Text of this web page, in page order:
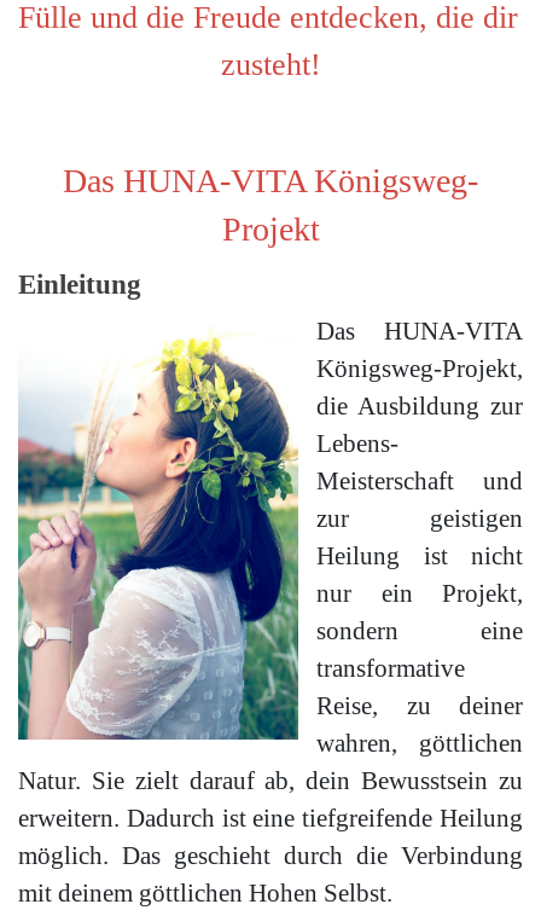
Fülle und die Freude entdecken, die dir
zusteht!
Das HUNA-VITA Königsweg-
Projekt
Einleitung
Das HUNA-VITA
Königsweg-Projekt,
die Ausbildung zur
Lebens-
Meisterschaft und
zur geistigen
Heilung ist nicht
nur ein Projekt,
sondern eine
transformative
Reise, zu deiner
wahren, göttlichen
Natur. Sie zielt darauf ab, dein Bewusstsein zu
erweitern. Dadurch ist eine tiefgreifende Heilung
möglich. Das geschieht durch die Verbindung
mit deinem göttlichen Hohen Selbst.